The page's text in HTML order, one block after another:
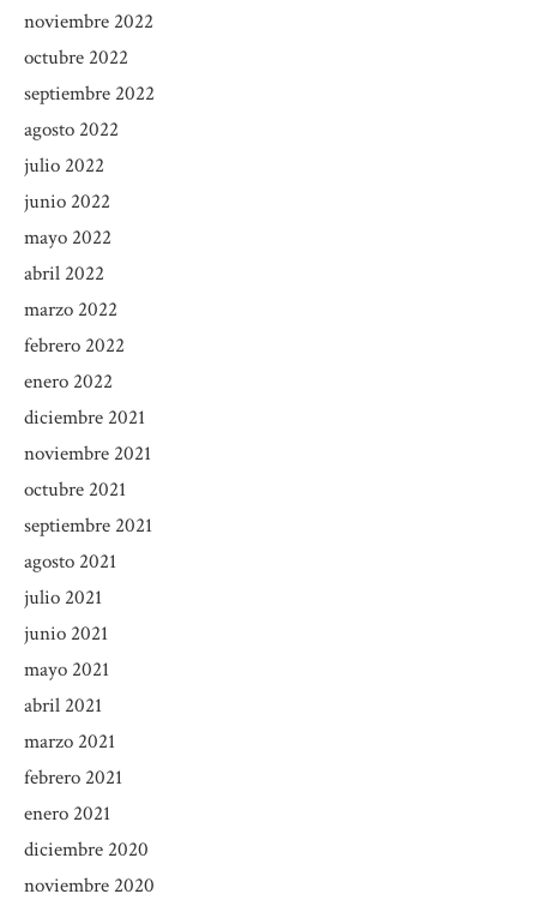
noviembre 2022
octubre 2022
septiembre 2022
agosto 2022
julio 2022
junio 2022
mayo 2022
abril 2022
marzo 2022
febrero 2022
enero 2022
diciembre 2021
noviembre 2021
octubre 2021
septiembre 2021
agosto 2021
julio 2021
junio 2021
mayo 2021
abril 2021
marzo 2021
febrero 2021
enero 2021
diciembre 2020
noviembre 2020